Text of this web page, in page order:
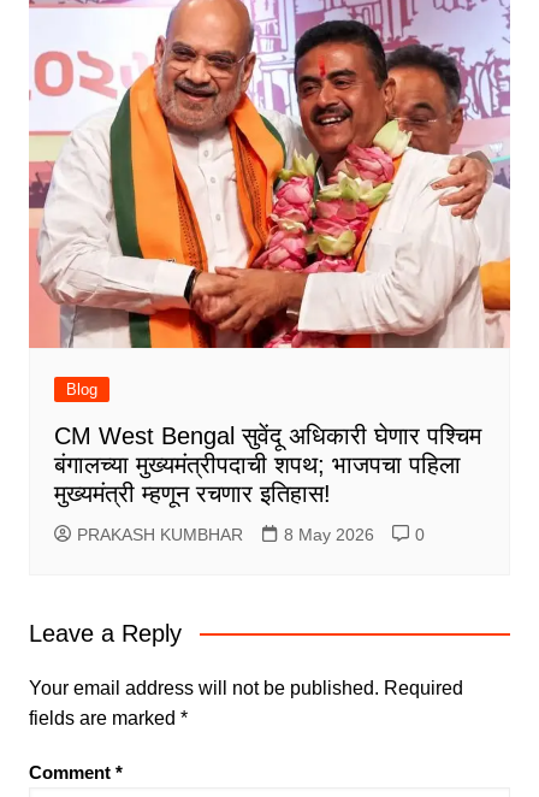
Blog
CM West Bengal सुवेंदू अधिकारी घेणार पश्चिम
बंगालच्या मुख्यमंत्रीपदाची शपथ; भाजपचा पहिला
मुख्यमंत्री म्हणून रचणार इतिहास!
PRAKASH KUMBHAR 8 May 2026 0
Leave a Reply
Your email address will not be published. Required
fields are marked *
Comment *